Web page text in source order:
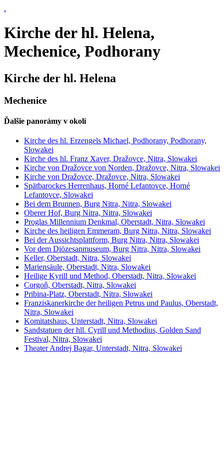
.
Kirche der hl. Helena,
Mechenice, Podhorany
Kirche der hl. Helena
Mechenice
Ďalšie panorámy v okolí
Kirche des hl. Erzengels Michael, Podhorany, Podhorany,
Slowakei
Kirche des hl. Franz Xaver, Dražovce, Nitra, Slowakei
Kirche von Dražovce von Norden, Dražovce, Nitra, Slowakei
Kirche von Dražovce, Dražovce, Nitra, Slowakei
Spätbarockes Herrenhaus, Horné Lefantovce, Horné
Lefantovce, Slowakei
Bei dem Brunnen, Burg Nitra, Nitra, Slowakei
Oberer Hof, Burg Nitra, Nitra, Slowakei
Proglas Millennium Denkmal, Oberstadt, Nitra, Slowakei
Kirche des heiligen Emmeram, Burg Nitra, Nitra, Slowakei
Bei der Aussichtsplattform, Burg Nitra, Nitra, Slowakei
Vor dem Diözesanmuseum, Burg Nitra, Nitra, Slowakei
Keller, Oberstadt, Nitra, Slowakei
Mariensäule, Oberstadt, Nitra, Slowakei
Heilige Kyrill und Method, Oberstadt, Nitra, Slowakei
Corgoň, Oberstadt, Nitra, Slowakei
Pribina-Platz, Oberstadt, Nitra, Slowakei
Franziskanerkirche der heiligen Petrus und Paulus, Oberstadt,
Nitra, Slowakei
Komitatshaus, Unterstadt, Nitra, Slowakei
Sandstatuen der hll. Cyrill und Methodius, Golden Sand
Festival, Nitra, Slowakei
Theater Andrej Bagar, Unterstadt, Nitra, Slowakei